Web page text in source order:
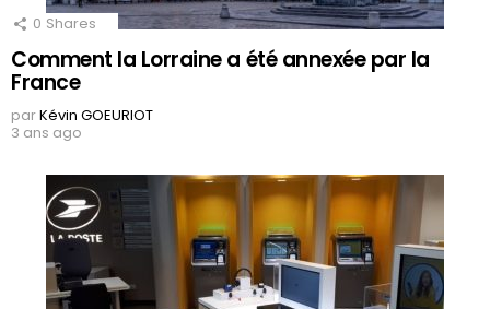
0 Shares
Comment la Lorraine a été annexée par la
France
parKévin GOEURIOT
3 ans ago